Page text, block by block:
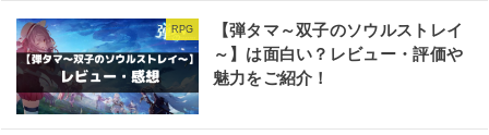
RPG
【弾タマ～双子のソウルストレイ
～】は面白い？レビュー・評価や
魅力をご紹介！